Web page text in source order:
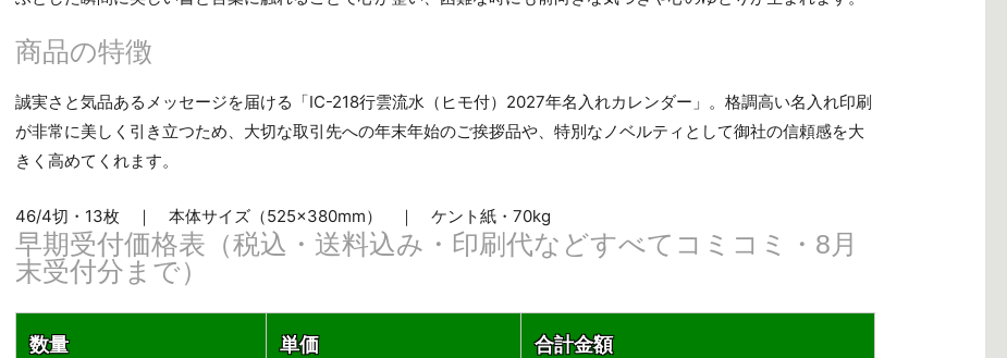
商品の特徴
誠実さと気品あるメッセージを届ける「IC-218行雲流水（ヒモ付）2027年名入れカレンダー」。格調高い名入れ印刷
が非常に美しく引き立つため、大切な取引先への年末年始のご挨拶品や、特別なノベルティとして御社の信頼感を大
きく高めてくれます。
46/4切・13枚 ｜ 本体サイズ（525×380mm） ｜ ケント紙・70kg
早期受付価格表（税込・送料込み・印刷代などすべてコミコミ・8月
末受付分まで）
数量 単価 合計金額